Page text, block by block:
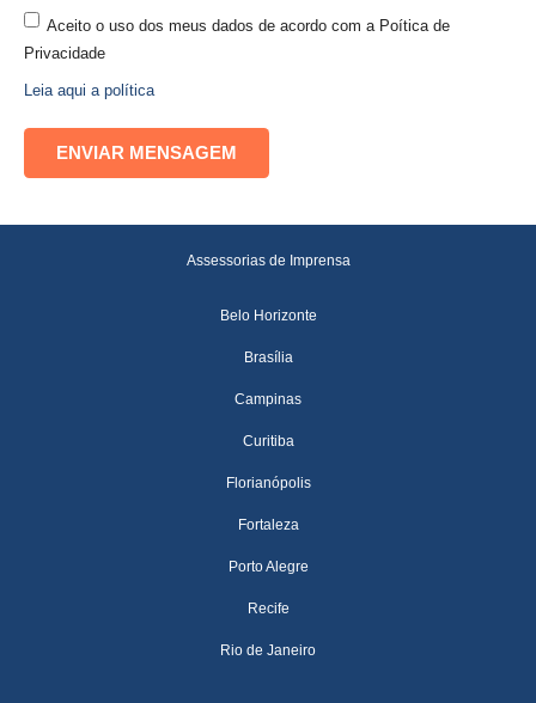
Aceito o uso dos meus dados de acordo com a Poítica de
Privacidade
Leia aqui a política
Assessorias de Imprensa
Belo Horizonte
Brasília
Campinas
Curitiba
Florianópolis
Fortaleza
Porto Alegre
Recife
Rio de Janeiro